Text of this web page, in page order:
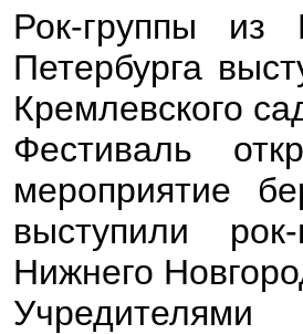
Рок-группы из
Петербурга
Кремлевского
Фестиваль
мероприятие
выступили
Нижнего